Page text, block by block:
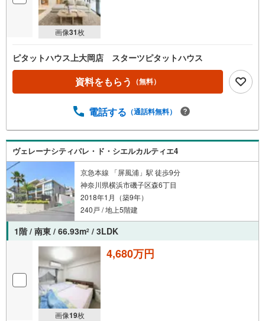
画像31枚
ピタットハウス上大岡店 スターツピタットハウス
資料をもらう （無料）
電話する （通話料無料）
ヴェレーナシティパレ・ド・シエルカルティエ4
京急本線 「屏風浦」駅 徒歩9分
神奈川県横浜市磯子区森6丁目
2018年1月（築9年）
240戸 / 地上5階建
1階 / 南東 / 66.93m2 / 3LDK
画像19枚
4,680万円